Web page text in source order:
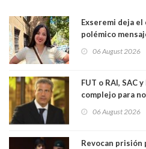
Exseremi deja el
polémico
06 August 2026
FUT o RAI, SAC
complejo para
06 August 2026
Revocan prisión